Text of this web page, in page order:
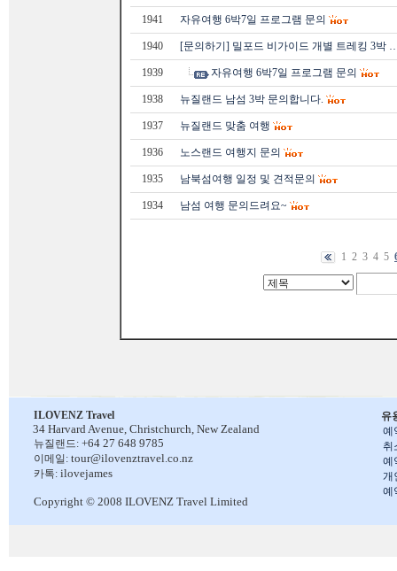
1941 자유여행 6박7일 프로그램 문의
1940 [문의하기] 밀포드 비가이드 개별 트레킹 3박
1939 자유여행 6박7일 프로그램 문의
1938 뉴질랜드 남섬 3박 문의합니다.
1937 뉴질랜드 맞춤 여행
1936 노스랜드 여행지 문의
1935 남북섬여행 일정 및 견적문의
1934 남섬 여행 문의드려요~
1 2 3 4 5
유
예
취
예
개
예
ILOVENZ Travel
34 Harvard Avenue, Christchurch, New Zealand
뉴질랜드: +64 27 648 9785
이메일: tour@ilovenztravel.co.nz
카톡: ilovejames
Copyright © 2008 ILOVENZ Travel Limited